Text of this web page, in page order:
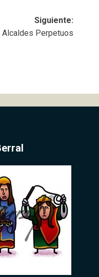
Siguiente:
Alcaldes Perpetuos